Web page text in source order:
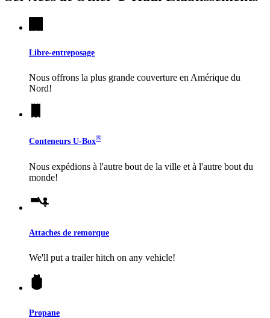
Libre-entreposage
Nous offrons la plus grande couverture en Amérique du
Nord!
Conteneurs U-Box®
Nous expédions à l'autre bout de la ville et à l'autre bout du
monde!
Attaches de remorque
We'll put a trailer hitch on any vehicle!
Propane